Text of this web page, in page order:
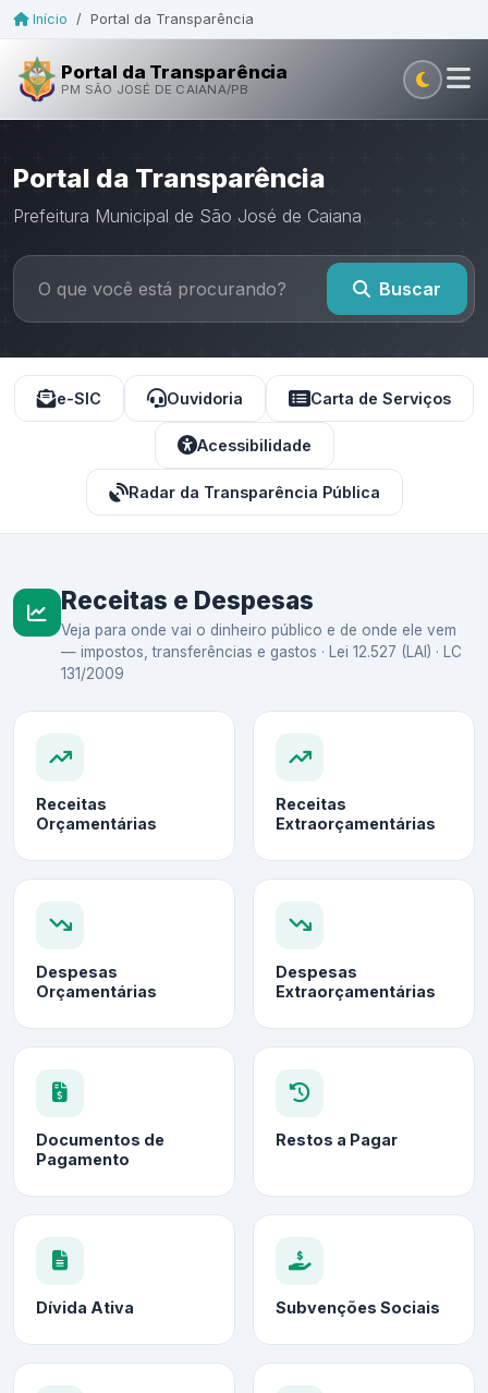
Início / Portal da Transparência
Portal da Transparência
PM SÃO JOSÉ DE CAIANA/PB
Portal da Transparência
Prefeitura Municipal de São José de Caiana
Buscar
e-SIC Ouvidoria Carta de Serviços
Acessibilidade
Radar da Transparência Pública
Receitas e Despesas
Veja para onde vai o dinheiro público e de onde ele vem
— impostos, transferências e gastos · Lei 12.527 (LAI) · LC
131/2009
Receitas
Orçamentárias
Receitas
Extraorçamentárias
Despesas
Orçamentárias
Despesas
Extraorçamentárias
Documentos de
Pagamento
Restos a Pagar
Dívida Ativa Subvenções Sociais